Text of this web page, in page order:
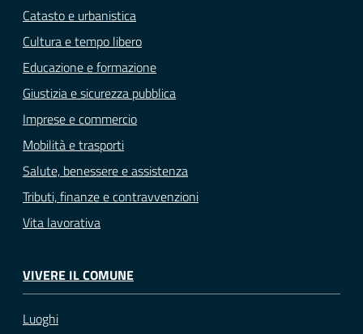
Catasto e urbanistica
Cultura e tempo libero
Educazione e formazione
Giustizia e sicurezza pubblica
Imprese e commercio
Mobilità e trasporti
Salute, benessere e assistenza
Tributi, finanze e contravvenzioni
Vita lavorativa
VIVERE IL COMUNE
Luoghi